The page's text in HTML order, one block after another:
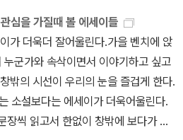
다. 왜 미안한가. 절망에게 즐겁다고
아 있는 사람이다. 그는 내려가는 것
하게 하는 것일까. 그것은 내가 보기
. 계단은 상징적이든 지시적이든 오르
한 번 오르기 시작하면 목적한 바까
런데 '나'는 지금 끝까지 올라가지 못
래된 목욕탕의 모습도 반가웠지만
의 옛 목욕탕을 아이들에게 대단한 영
선녀님과 잘 버물려 소개를 해 주고
렇게 우리 부모들에겐 어릴적 내 모습
우리 아이들에겐 접해 보지 못한 특
서 재미있는 상상의 세계를 펼칠수 있
만난 사람들의 이야기가 듬뿍 담겨
, 맛있는 음식을 먹으면서 나눈 이야
말할지 임윤정의 동경이야기가 문
다 시인이 되었을까? 훌륭한 시
건, 이들이 어쩌다 시인이 되어서 이리
생각이 들었다. 예술가의 숙명같은
그것은 아마도 시를 깊이 사랑하기 때
심을 가질때 볼 에세이들
가 더욱더 잘어울린다.가을 벤치에 앉
군가와 속삭이면서 이야기하고 싶고
밖의 시선이 우리의 눈을 즐겁게 한다.
소설보다는 에세이가 더욱어울린다.
장씩 읽고서 한없이 창밖에 보다가 다